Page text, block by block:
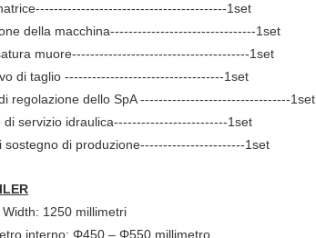
1set
della macchina--------------------------------1set
muore---------------------------------------1set
di taglio -----------------------------------1set
regolazione dello SpA ---------------------------------1set
di servizio idraulica-------------------------1set
sostegno di produzione-----------------------1set
1250 millimetri
interno: Φ450 – Φ550 millimetro